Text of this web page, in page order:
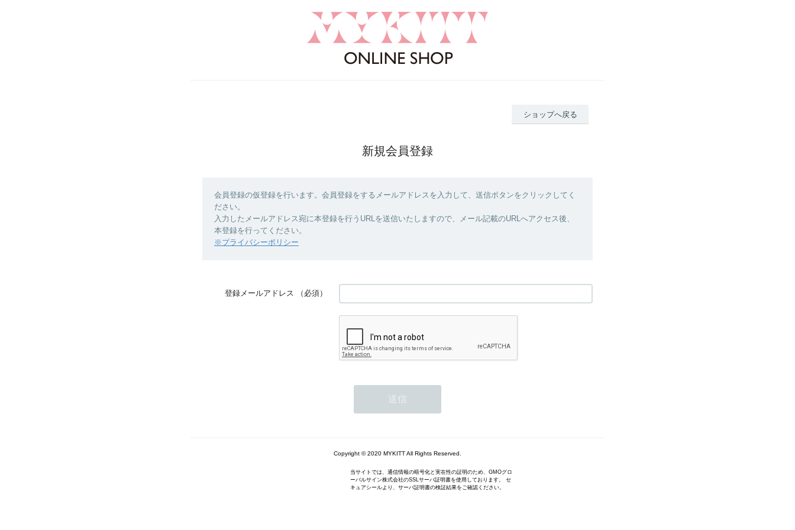
ショップへ戻る
新規会員登録
会員登録の仮登録を行います。会員登録をするメールアドレスを入力して、送信ボタンをクリックしてく
ださい。
入力したメールアドレス宛に本登録を行うURLを送信いたしますので、メール記載のURLへアクセス後、
本登録を行ってください。
※プライバシーポリシー
登録メールアドレス （必須）
Copyright © 2020 MYKITT All Rights Reserved.
当サイトでは、通信情報の暗号化と実在性の証明のため、GMOグロ
ーバルサイン株式会社のSSLサーバ証明書を使用しております。 セ
キュアシールより、サーバ証明書の検証結果をご確認ください。